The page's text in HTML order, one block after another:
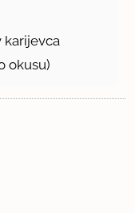
karijevca
okusu)